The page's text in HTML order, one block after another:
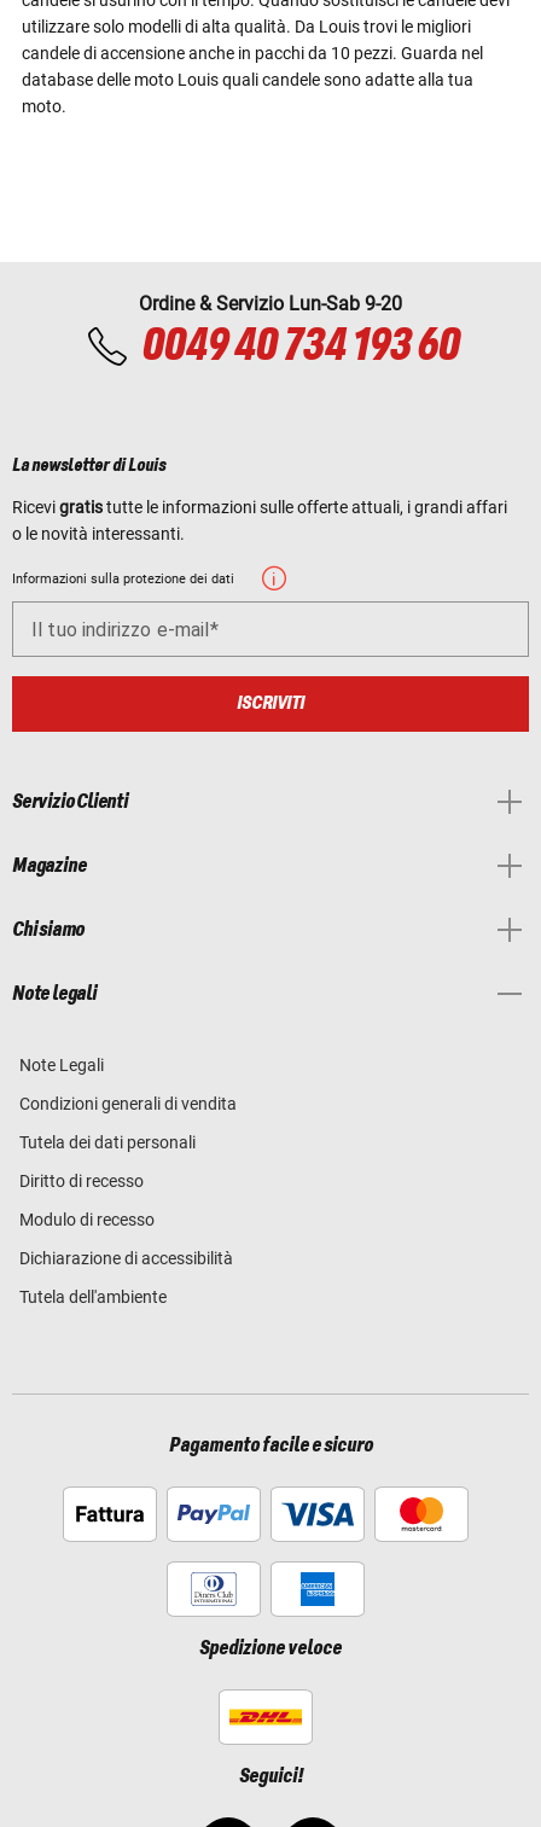
utilizzare solo modelli di alta qualità. Da Louis trovi le migliori
candele di accensione anche in pacchi da 10 pezzi. Guarda nel
database delle moto Louis quali candele sono adatte alla tua
moto.
Ordine & Servizio Lun-Sab 9-20
0049 40 734 193 60
La newsletter di Louis
Ricevigratistutte le informazioni sulle offerte attuali, i grandi affari
o le novità interessanti.
Informazioni sulla protezione dei dati
Il tuo indirizzo e-mail
ISCRIVITI
Servizio Clienti
Magazine
Chi siamo
Note legali
Note Legali
Condizioni generali di vendita
Tutela dei dati personali
Diritto di recesso
Modulo di recesso
Dichiarazione di accessibilità
Tutela dell'ambiente
Pagamento facile e sicuro
Spedizione veloce
Seguici!